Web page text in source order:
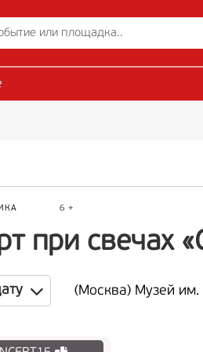
6 +
при свечах
(Москва) Музей им.